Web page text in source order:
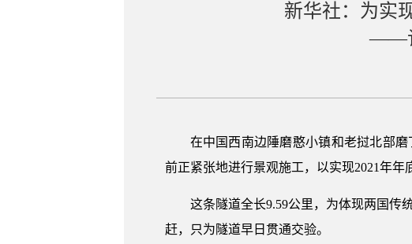
新华社：为实
——
在中国西南边陲磨憨小镇和老挝北部
前正紧张地进行景观施工，以实现2021年年
这条隧道全长9.59公里，为体现两国传
赶，只为隧道早日贯通交验。